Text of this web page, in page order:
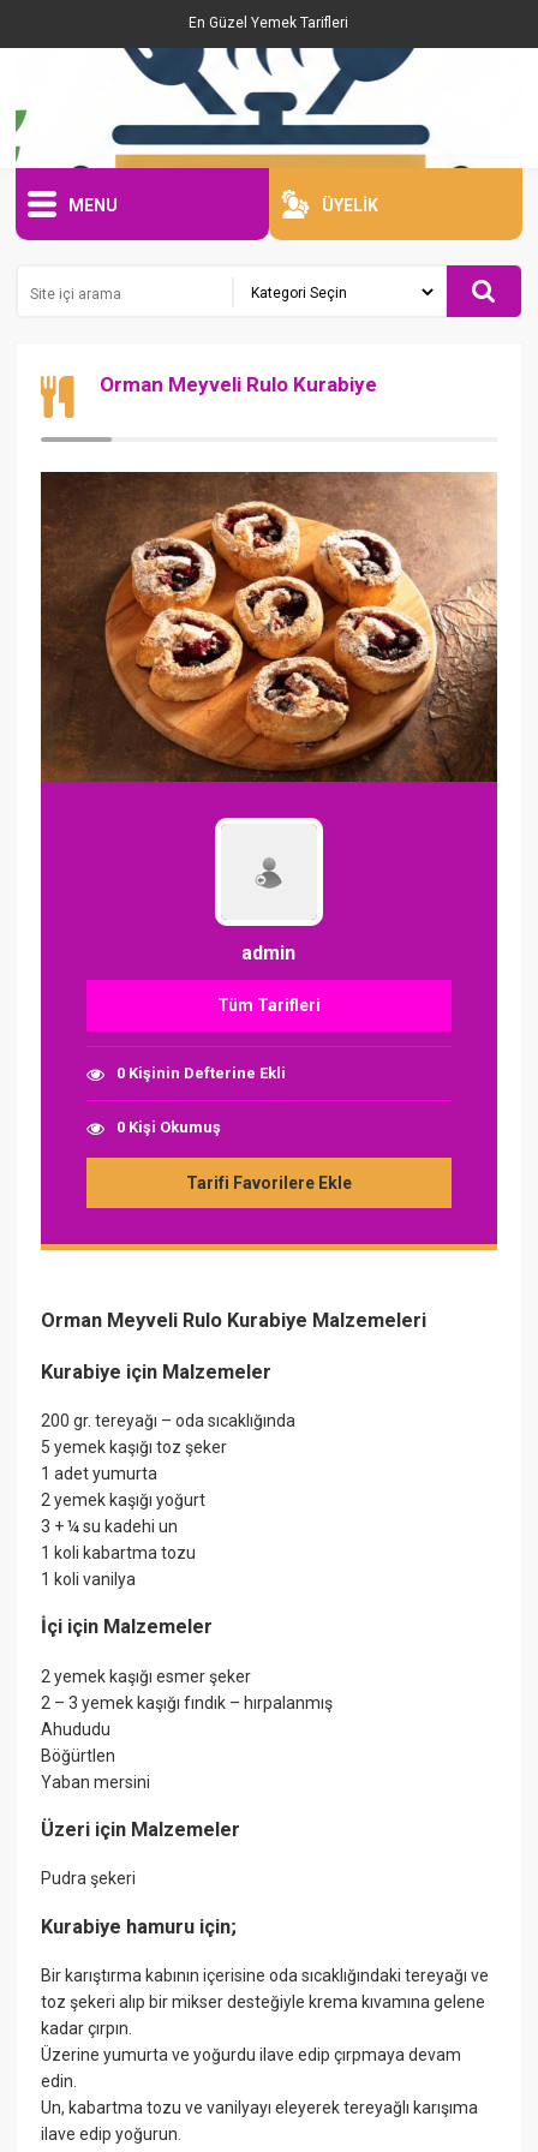
En Güzel Yemek Tarifleri
MENU ÜYELİK
Orman Meyveli Rulo Kurabiye
admin
Tüm Tarifleri
0 Kişinin Defterine Ekli
0 Kişi Okumuş
Tarifi Favorilere Ekle
Orman Meyveli Rulo Kurabiye Malzemeleri
Kurabiye için Malzemeler
200 gr. tereyağı – oda sıcaklığında
5 yemek kaşığı toz şeker
1 adet yumurta
2 yemek kaşığı yoğurt
3 + ¼ su kadehi un
1 koli kabartma tozu
1 koli vanilya
İçi için Malzemeler
2 yemek kaşığı esmer şeker
2 – 3 yemek kaşığı fındık – hırpalanmış
Ahududu
Böğürtlen
Yaban mersini
Üzeri için Malzemeler
Pudra şekeri
Kurabiye hamuru için;
Bir karıştırma kabının içerisine oda sıcaklığındaki tereyağı ve
toz şekeri alıp bir mikser desteğiyle krema kıvamına gelene
kadar çırpın.
Üzerine yumurta ve yoğurdu ilave edip çırpmaya devam
edin.
Un, kabartma tozu ve vanilyayı eleyerek tereyağlı karışıma
ilave edip yoğurun.